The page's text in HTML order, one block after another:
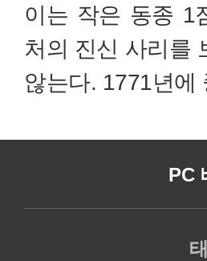
이는 작은 동종 1
처의 진신 사리를
않는다. 1771년에
PC